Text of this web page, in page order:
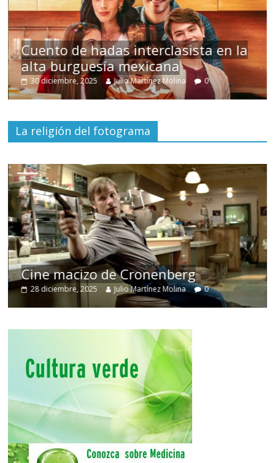
Cuento de hadas interclasista en la
alta burguesía mexicana
30 diciembre, 2025 Julio Martínez Molina 0
La religión del fotograma
Cine macizo de Cronenberg
28 diciembre, 2025 Julio Martínez Molina 0